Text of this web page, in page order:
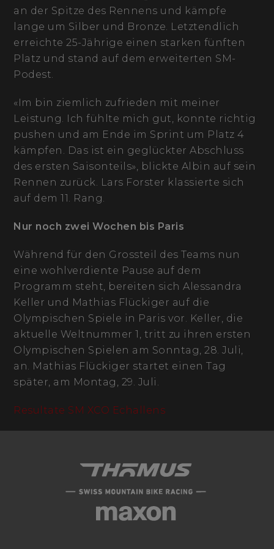
an der Spitze des Rennens und kämpfe
lange um Silber und Bronze. Letztendlich
erreichte 25-Jährige einen starken fünften
Platz und stand auf dem erweiterten SM-
Podest.
«Im bin ziemlich zufrieden mit meiner
Leistung. Ich fühlte mich gut, konnte richtig
pushen und am Ende im Sprint um Platz 4
kämpfen. Das ist ein geglückter Abschluss
des ersten Saisonteils», blickte Albin auf sein
Rennen zurück. Lars Forster klassierte sich
auf dem 11. Rang.
Nur noch zwei Wochen bis Paris
Während für den Grossteil des Teams nun
eine wohlverdiente Pause auf dem
Programm steht, bereiten sich Alessandra
Keller und Mathias Flückiger auf die
Olympischen Spiele in Paris vor. Keller, die
aktuelle Weltnummer 1, tritt zu ihren ersten
Olympischen Spielen am Sonntag, 28. Juli,
an. Mathias Flückiger startet einen Tag
später, am Montag, 29. Juli.
Resultate SM XCO Echallens